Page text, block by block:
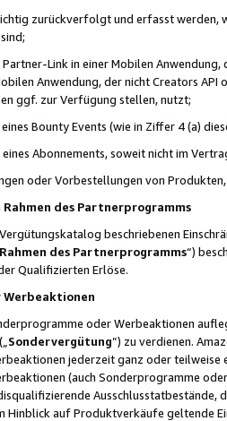
zurückverfolgt und erfasst werden,
Link in einer Mobilen
Anwendung, der nicht Creators
ggf. zur Verfügung stellen, nutzt;
Bounty Events (wie in Ziffer 4 (a)
Abonnements, soweit nicht im
oder Vorbestellungen von
des Partnerprogramms
beschriebenen
des Partnerprogramms“)
Qualifizierten Erlöse.
Werbeaktionen
oder Werbeaktionen
Sondervergütung”) zu verdienen.
jederzeit ganz oder
(auch Sonderprogramme
Ausschlusstatbestände,
Hinblick auf Produktverkäufe geltende